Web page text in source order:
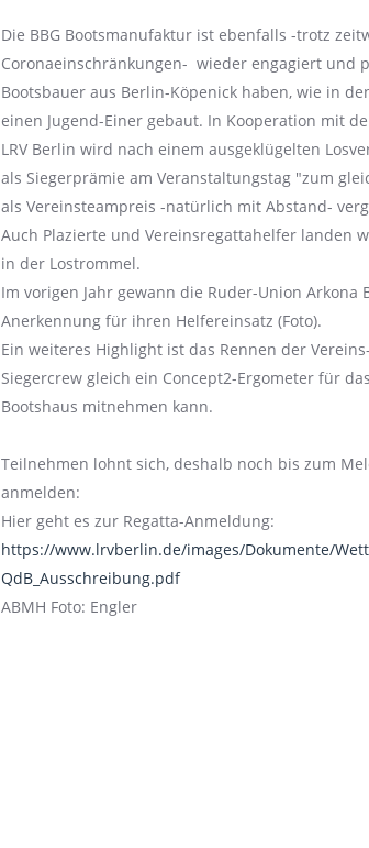
Die BBG Bootsmanufaktur ist ebenfalls -trotz
Coronaeinschränkungen- wieder engagiert und
Bootsbauer aus Berlin-Köpenick haben, wie in
einen Jugend-Einer gebaut. In Kooperation mit
LRV Berlin wird nach einem ausgeklügelten
als Siegerprämie am Veranstaltungstag "zum
als Vereinsteampreis -natürlich mit Abstand-
Auch Plazierte und Vereinsregattahelfer landen
in der Lostrommel.
Im vorigen Jahr gewann die Ruder-Union Arkona
Anerkennung für ihren Helfereinsatz (Foto).
Ein weiteres Highlight ist das Rennen der
Siegercrew gleich ein Concept2-Ergometer für
Bootshaus mitnehmen kann.
Teilnehmen lohnt sich, deshalb noch bis zum
anmelden:
Hier geht es zur Regatta-Anmeldung:
https://www.lrvberlin.de/images/Dokumente/
QdB_Ausschreibung.pdf
ABMH Foto: Engler